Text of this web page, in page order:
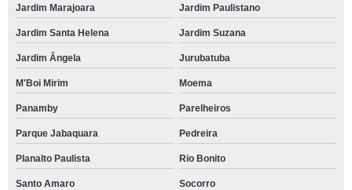
Jardim Marajoara Jardim Paulistano
Jardim Santa Helena Jardim Suzana
Jardim Ângela Jurubatuba
M'Boi Mirim Moema
Panamby Parelheiros
Parque Jabaquara Pedreira
Planalto Paulista Rio Bonito
Santo Amaro Socorro